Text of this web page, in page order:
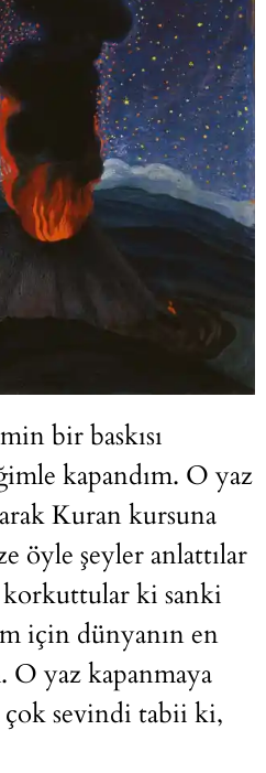
bir baskısı
kapandım. O yaz
Kuran kursuna
öyle şeyler anlattılar
ki sanki
için dünyanın en
O yaz kapanmaya
sevindi tabii ki,